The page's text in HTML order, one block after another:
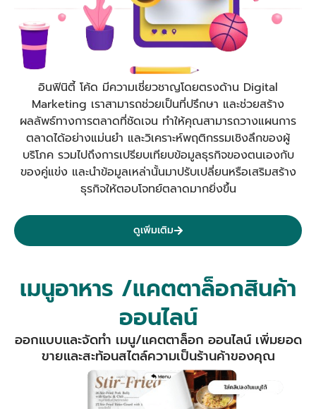
อินฟินิตี้ โค้ด มีความเชี่ยวชาญโดยตรงด้าน Digital
Marketing เราสามารถช่วยเป็นที่ปรึกษา และช่วยสร้าง
ผลลัพธ์ทางการตลาดที่ชัดเจน ทำให้คุณสามารถวางแผนการ
ตลาดได้อย่างแม่นยำ และวิเคราะห์พฤติกรรมเชิงลึกของผู้
บริโภค รวมไปถึงการเปรียบเทียบข้อมูลธุรกิจของตนเองกับ
ของคู่แข่ง และนำข้อมูลเหล่านั้นมาปรับเปลี่ยนหรือเสริมสร้าง
ธุรกิจให้ตอบโจทย์ตลาดมากยิ่งขึ้น
ดูเพิ่มเติม
เมนูอาหาร /แคตตาล็อกสินค้า
ออนไลน์
ออกแบบและจัดทำ เมนู/แคตตาล็อก ออนไลน์ เพิ่มยอด
ขายและสะท้อนสไตล์ความเป็นร้านค้าของคุณ